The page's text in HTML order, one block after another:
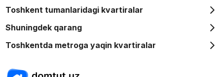
Toshkent tumanlaridagi kvartiralar
Shuningdek qarang
Toshkentda metroga yaqin kvartiralar